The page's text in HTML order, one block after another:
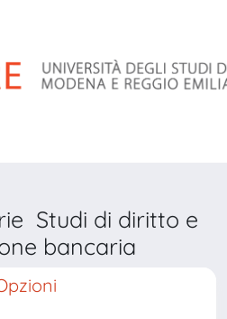
Studi di diritto e
bancaria